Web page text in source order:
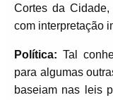
Cortes da
com interpretação
Política: Tal
para algumas
baseiam nas leis